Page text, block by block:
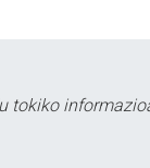
tokiko